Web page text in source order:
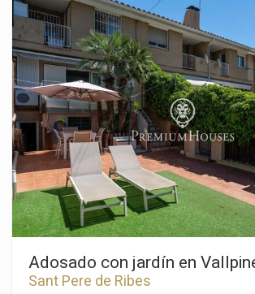
con salida a una terraza y acceso a la piscina y
barbacoa. Seguidamente, hay una cocina
zona de lavadero y un aseo. En la primera planta,
encontramos la zona de noche compuesta
habitaciones dobles, todas exteriores y un
Todos los dormitorios tienen armarios
parte trasera de la vivienda, encontramos
independiente. El ultimo se compone de un
una cocina abierta. Desde ambos espacios
terraza con acceso a la piscina.
habitación doble y otra individual.
completo. La vivienda dispone también de un trastero y una
zona de lavadero. La propiedad está ubicada en el centro de
Sant Pere de Ribes. Es una zona con
servicios esenciales y de fácil y rápido
32 en dirección Barcelona y su aeropuerto.
Adosado con jardín en
Sant Pere de Ribes